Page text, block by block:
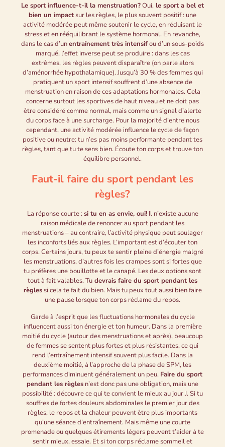
Le sport influence-t-il la menstruation?Oui, le sport a bel et
bien un impactsur les règles, le plus souvent positif : une
activité modérée peut même soutenir le cycle, en réduisant le
stress et en rééquilibrant le système hormonal. En revanche,
dans le cas d’unentraînement très intensifou d’un sous-poids
marqué, l’effet inverse peut se produire : dans les cas
extrêmes, les règles peuvent disparaître (on parle alors
d’aménorrhée hypothalamique). Jusqu’à 30 % des femmes qui
pratiquent un sport intensif souffrent d’une absence de
menstruation en raison de ces adaptations hormonales. Cela
concerne surtout les sportives de haut niveau et ne doit pas
être considéré comme normal, mais comme un signal d’alerte
du corps face à une surcharge. Pour la majorité d’entre nous
cependant, une activité modérée influence le cycle de façon
positive ou neutre: tu n’es pas moins performante pendant tes
règles, tant que tu te sens bien. Écoute ton corps et trouve ton
équilibre personnel.
Faut-il faire du sport pendant les
règles?
La réponse courte :si tu en as envie, oui!Il n’existe aucune
raison médicale de renoncer au sport pendant les
menstruations – au contraire, l’activité physique peut soulager
les inconforts liés aux règles. L’important est d’écouter ton
corps. Certains jours, tu peux te sentir pleine d’énergie malgré
les menstruations, d’autres fois les crampes sont si fortes que
tu préfères une bouillotte et le canapé. Les deux options sont
tout à fait valables. Tu devrais faire du sport pendant les
règlessi cela te fait du bien. Mais tu peux tout aussi bien faire
une pause lorsque ton corps réclame du repos.
Garde à l’esprit que les fluctuations hormonales du cycle
influencent aussi ton énergie et ton humeur. Dans la première
moitié du cycle (autour des menstruations et après), beaucoup
de femmes se sentent plus fortes et plus résistantes, ce qui
rend l’entraînement intensif souvent plus facile. Dans la
deuxième moitié, à l’approche de la phase de SPM, les
performances diminuent généralement un peu. Faire du sport
pendant les règles n’est donc pas une obligation, mais une
possibilité : découvre ce qui te convient le mieux au jour J. Si tu
souffres de fortes douleurs abdominales le premier jour des
règles, le repos et la chaleur peuvent être plus importants
qu’une séance d’entraînement. Mais même une courte
promenade ou quelques étirements légers peuvent t’aider à te
sentir mieux, essaie. Et si ton corps réclame sommeil et